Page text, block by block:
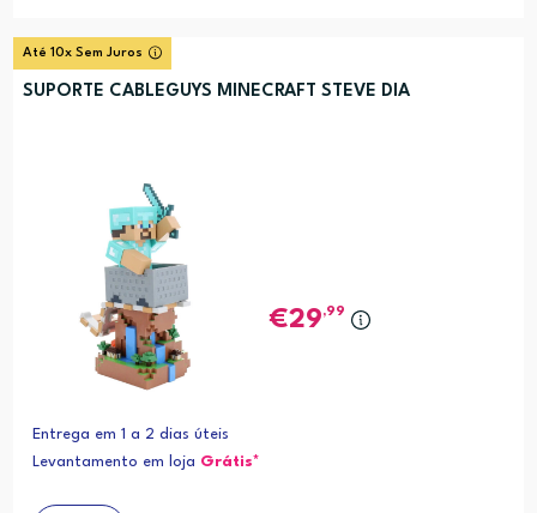
Até 10x Sem Juros
SUPORTE CABLEGUYS MINECRAFT STEVE DIA
29,99
Entrega em 1 a 2 dias úteis
Levantamento em loja Grátis*